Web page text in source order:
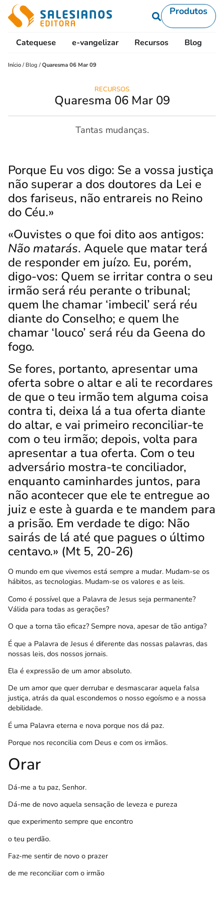
Produtos
Catequese e-vangelizar Recursos Blog
Início / Blog /Quaresma 06 Mar 09
RECURSOS
Quaresma 06 Mar 09
Tantas mudanças.
Porque Eu vos digo: Se a vossa justiça
não superar a dos doutores da Lei e
dos fariseus, não entrareis no Reino
do Céu.»
«Ouvistes o que foi dito aos antigos:
Não matarás. Aquele que matar terá
de responder em juízo. Eu, porém,
digo-vos: Quem se irritar contra o seu
irmão será réu perante o tribunal;
quem lhe chamar ‘imbecil’ será réu
diante do Conselho; e quem lhe
chamar ‘louco’ será réu da Geena do
fogo.
Se fores, portanto, apresentar uma
oferta sobre o altar e ali te recordares
de que o teu irmão tem alguma coisa
contra ti, deixa lá a tua oferta diante
do altar, e vai primeiro reconciliar-te
com o teu irmão; depois, volta para
apresentar a tua oferta. Com o teu
adversário mostra-te conciliador,
enquanto caminhardes juntos, para
não acontecer que ele te entregue ao
juiz e este à guarda e te mandem para
a prisão. Em verdade te digo: Não
sairás de lá até que pagues o último
centavo.» (Mt 5, 20-26)
O mundo em que vivemos está sempre a mudar. Mudam-se os
hábitos, as tecnologias. Mudam-se os valores e as leis.
Como é possível que a Palavra de Jesus seja permanente?
Válida para todas as gerações?
O que a torna tão eficaz? Sempre nova, apesar de tão antiga?
É que a Palavra de Jesus é diferente das nossas palavras, das
nossas leis, dos nossos jornais.
Ela é expressão de um amor absoluto.
De um amor que quer derrubar e desmascarar aquela falsa
justiça, atrás da qual escondemos o nosso egoísmo e a nossa
debilidade.
É uma Palavra eterna e nova porque nos dá paz.
Porque nos reconcilia com Deus e com os irmãos.
Orar
Dá-me a tu paz, Senhor.
Dá-me de novo aquela sensação de leveza e pureza
que experimento sempre que encontro
o teu perdão.
Faz-me sentir de novo o prazer
de me reconciliar com o irmão